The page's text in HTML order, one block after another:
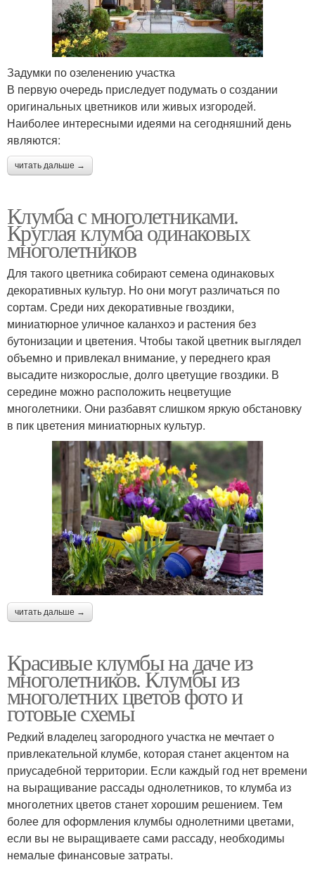
Задумки по озеленению участка
В первую очередь приследует подумать о создании
оригинальных цветников или живых изгородей.
Наиболее интересными идеями на сегодняшний день
являются:
читать дальше →
Клумба с многолетниками.
Круглая клумба одинаковых
многолетников
Для такого цветника собирают семена одинаковых
декоративных культур. Но они могут различаться по
сортам. Среди них декоративные гвоздики,
миниатюрное уличное каланхоэ и растения без
бутонизации и цветения. Чтобы такой цветник выглядел
объемно и привлекал внимание, у переднего края
высадите низкорослые, долго цветущие гвоздики. В
середине можно расположить нецветущие
многолетники. Они разбавят слишком яркую обстановку
в пик цветения миниатюрных культур.
читать дальше →
Красивые клумбы на даче из
многолетников. Клумбы из
многолетних цветов фото и
готовые схемы
Редкий владелец загородного участка не мечтает о
привлекательной клумбе, которая станет акцентом на
приусадебной территории. Если каждый год нет времени
на выращивание рассады однолетников, то клумба из
многолетних цветов станет хорошим решением. Тем
более для оформления клумбы однолетними цветами,
если вы не выращиваете сами рассаду, необходимы
немалые финансовые затраты.